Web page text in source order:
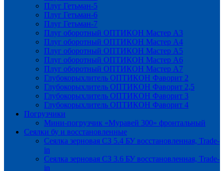
Плуг Гетьман-5
Плуг Гетьман-6
Плуг Гетьман-7
Плуг оборотный ОПТИКОН Мастер А3
Плуг оборотный ОПТИКОН Мастер А4
Плуг оборотный ОПТИКОН Мастер А5
Плуг оборотный ОПТИКОН Мастер А6
Плуг оборотный ОПТИКОН Мастер А7
Глубокорыхлитель ОПТИКОН Фаворит 2
Глубокорыхлитель ОПТИКОН Фаворит 2,5
Глубокорыхлитель ОПТИКОН Фаворит 3
Глубокорыхлитель ОПТИКОН Фаворит 4
Погрузчики
Мини-погрузчик «Муравей 300» фронтальный
Сеялки бу и восстановленные
Сеялка зерновая СЗ 5.4 БУ восстановленная, Trade-
in
Сеялка зерновая СЗ 3.6 БУ восстановленная, Trade-
in